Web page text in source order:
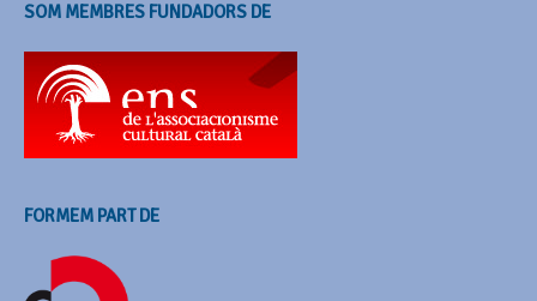
SOM MEMBRES FUNDADORS DE
FORMEM PART DE